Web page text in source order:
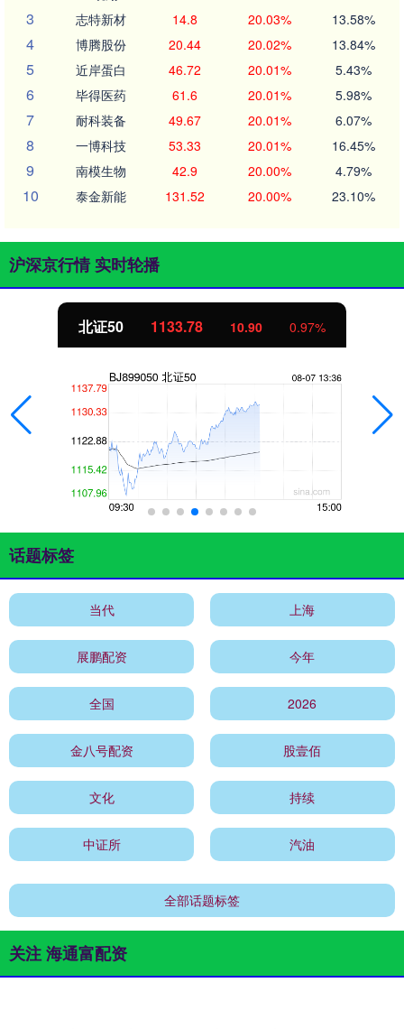
3 志特新材 14.8 20.03% 13.58%
4 博腾股份 20.44 20.02% 13.84%
5 近岸蛋白 46.72 20.01% 5.43%
6 毕得医药 61.6 20.01% 5.98%
7 耐科装备 49.67 20.01% 6.07%
8 一博科技 53.33 20.01% 16.45%
9 南模生物 42.9 20.00% 4.79%
10 泰金新能 131.52 20.00% 23.10%
沪深京行情 实时轮播
北证50 1133.78 10.90 0.97%
话题标签
当代 上海
展鹏配资 今年
全国 2026
金八号配资 股壹佰
文化 持续
中证所 汽油
全部话题标签
关注 海通富配资